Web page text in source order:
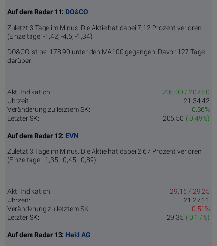
Auf dem Radar 11: DO&CO
Zuletzt 3 Tage im Minus. Die Aktie hat dabei 7,12 Prozent verloren
(Einzeltage: -1,42; -4,5; -1,34).
DO&CO ist bei 178.90 unter den MA100 gegangen. Davor 127 Tage
darüber.
Akt. Indikation:
205.00 / 207.50
Uhrzeit:
21:34:42
Veränderung zu letztem SK:
0.36%
Letzter SK:
( 0.49%)
205.50
Auf dem Radar 12: EVN
Zuletzt 3 Tage im Minus. Die Aktie hat dabei 2,67 Prozent verloren
(Einzeltage: -1,35; -0,45; -0,89).
Akt. Indikation:
29.15 / 29.25
Uhrzeit:
21:27:11
Veränderung zu letztem SK:
-0.51%
Letzter SK:
( 0.17%)
29.35
Auf dem Radar 13: Heid AG